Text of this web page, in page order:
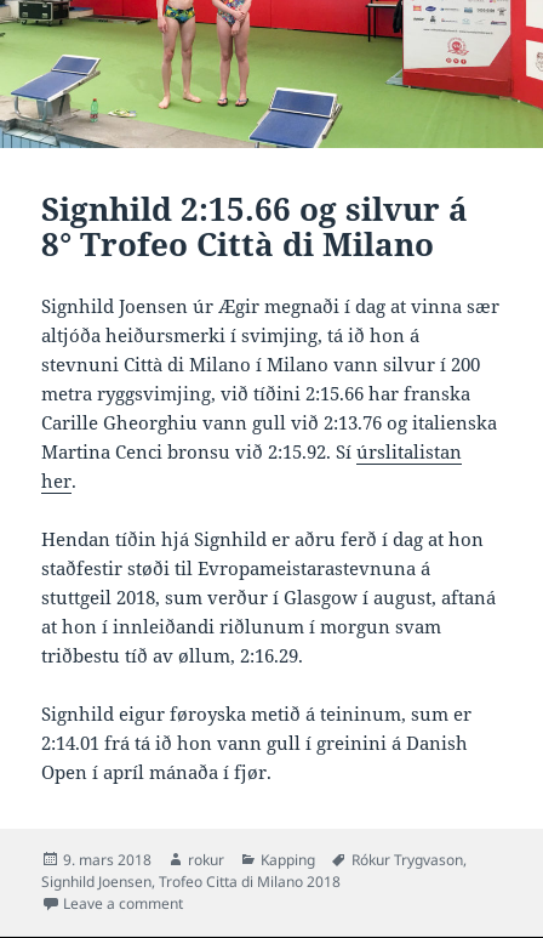
Signhild 2:15.66 og silvur á
8° Trofeo Città di Milano
Signhild Joensen úr Ægir megnaði í dag at vinna sær
altjóða heiðursmerki í svimjing, tá ið hon á
stevnuni Città di Milano í Milano vann silvur í 200
metra ryggsvimjing, við tíðini 2:15.66 har franska
Carille Gheorghiu vann gull við 2:13.76 og italienska
Martina Cenci bronsu við 2:15.92. Síúrslitalistan
her.
Hendan tíðin hjá Signhild er aðru ferð í dag at hon
staðfestir støði til Evropameistarastevnuna á
stuttgeil 2018, sum verður í Glasgow í august, aftaná
at hon í innleiðandi riðlunum í morgun svam
triðbestu tíð av øllum, 2:16.29.
Signhild eigur føroyska metið á teininum, sum er
2:14.01 frá tá ið hon vann gull í greinini á Danish
Open í apríl mánaða í fjør.
Posted
on
9. mars 2018 Author
rokur Categories
Kapping Tags
Rókur Trygvason,
Signhild Joensen,Trofeo Citta di Milano 2018
Leave a commenton Signhild 2:15.66 og silvur á 8° Trofeo Città di